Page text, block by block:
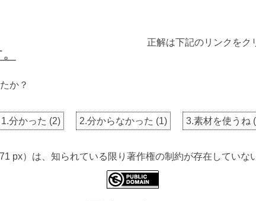
正解は下記のリンクをク
か？
1.分かった (2) 2.分からなかった (1) 3.素材を使うね (
px）は、知られている限り著作権の制約が存在していな